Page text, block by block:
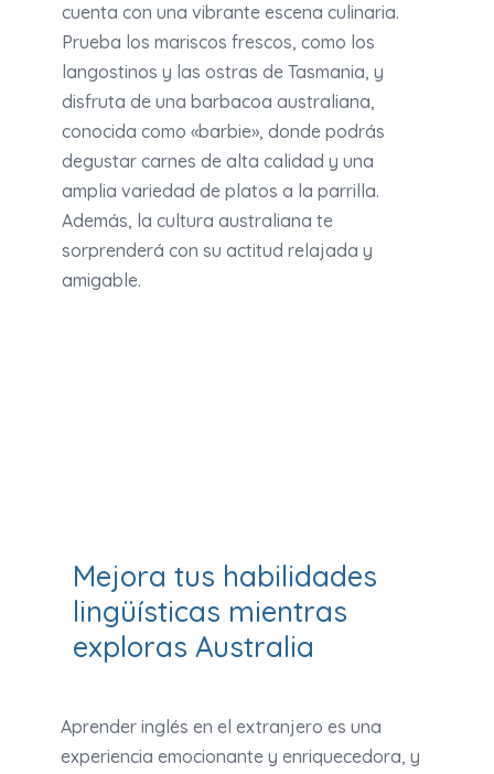
cuenta con una vibrante escena culinaria.
Prueba los mariscos frescos, como los
langostinos y las ostras de Tasmania, y
disfruta de una barbacoa australiana,
conocida como «barbie», donde podrás
degustar carnes de alta calidad y una
amplia variedad de platos a la parrilla.
Además, la cultura australiana te
sorprenderá con su actitud relajada y
amigable.
Mejora tus habilidades
lingüísticas mientras
exploras Australia
Aprender inglés en el extranjero es una
experiencia emocionante y enriquecedora, y